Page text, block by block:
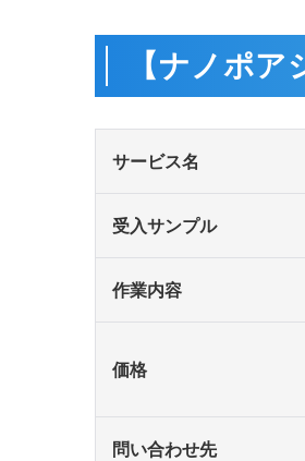
【ナノポア
サービス名
受入サンプル
作業内容
価格
問い合わせ先